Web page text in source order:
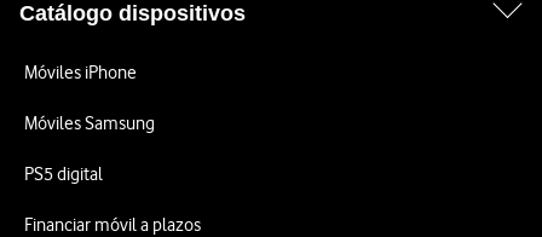
Catálogo dispositivos
Móviles iPhone
Móviles Samsung
PS5 digital
Financiar móvil a plazos